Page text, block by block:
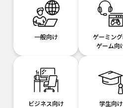
一般向け
ゲーミング
ゲーム向
ビジネス向け 学生向け